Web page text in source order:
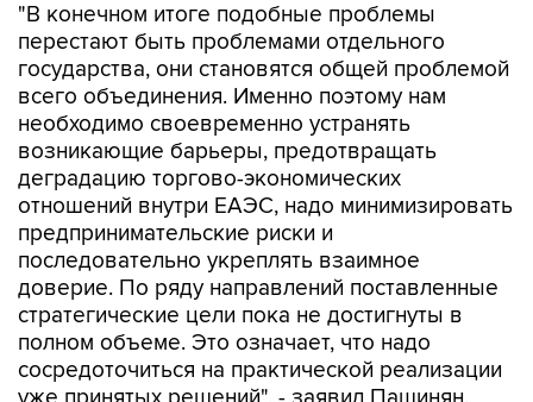
"В конечном итоге подобные проблемы
перестают быть проблемами отдельного
государства, они становятся общей проблемой
всего объединения. Именно поэтому нам
необходимо своевременно устранять
возникающие барьеры, предотвращать
деградацию торгово-экономических
отношений внутри ЕАЭС, надо минимизировать
предпринимательские риски и
последовательно укреплять взаимное
доверие. По ряду направлений поставленные
стратегические цели пока не достигнуты в
полном объеме. Это означает, что надо
сосредоточиться на практической реализации